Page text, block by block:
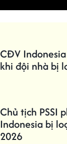
CĐV
khi đội nhà bị
Chủ tịch PSSI
Indonesia bị
2026